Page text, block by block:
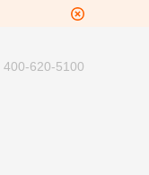
400-620-5100